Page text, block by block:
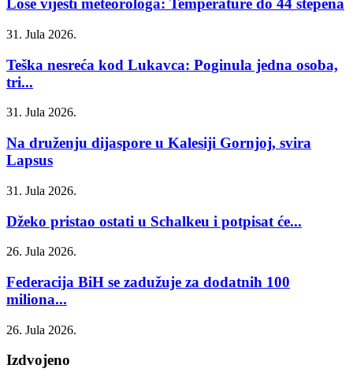
Loše vijesti meteorologa: Temperature do 44 stepena
31. Jula 2026.
Teška nesreća kod Lukavca: Poginula jedna osoba,
tri...
31. Jula 2026.
Na druženju dijaspore u Kalesiji Gornjoj, svira
Lapsus
31. Jula 2026.
Džeko pristao ostati u Schalkeu i potpisat će...
26. Jula 2026.
Federacija BiH se zadužuje za dodatnih 100
miliona...
26. Jula 2026.
Izdvojeno